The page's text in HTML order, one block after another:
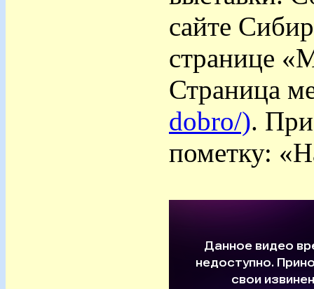
сайте
странице
Страница
dobro/).
пометку: